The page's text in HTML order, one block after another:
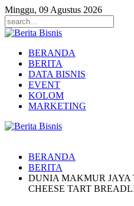
Minggu, 09 Agustus 2026
BERANDA
BERITA
DATA BISNIS
EVENT
KOLOM
MARKETING
BERANDA
BERITA
DUNIA MAKMUR JAYA
CHEESE TART